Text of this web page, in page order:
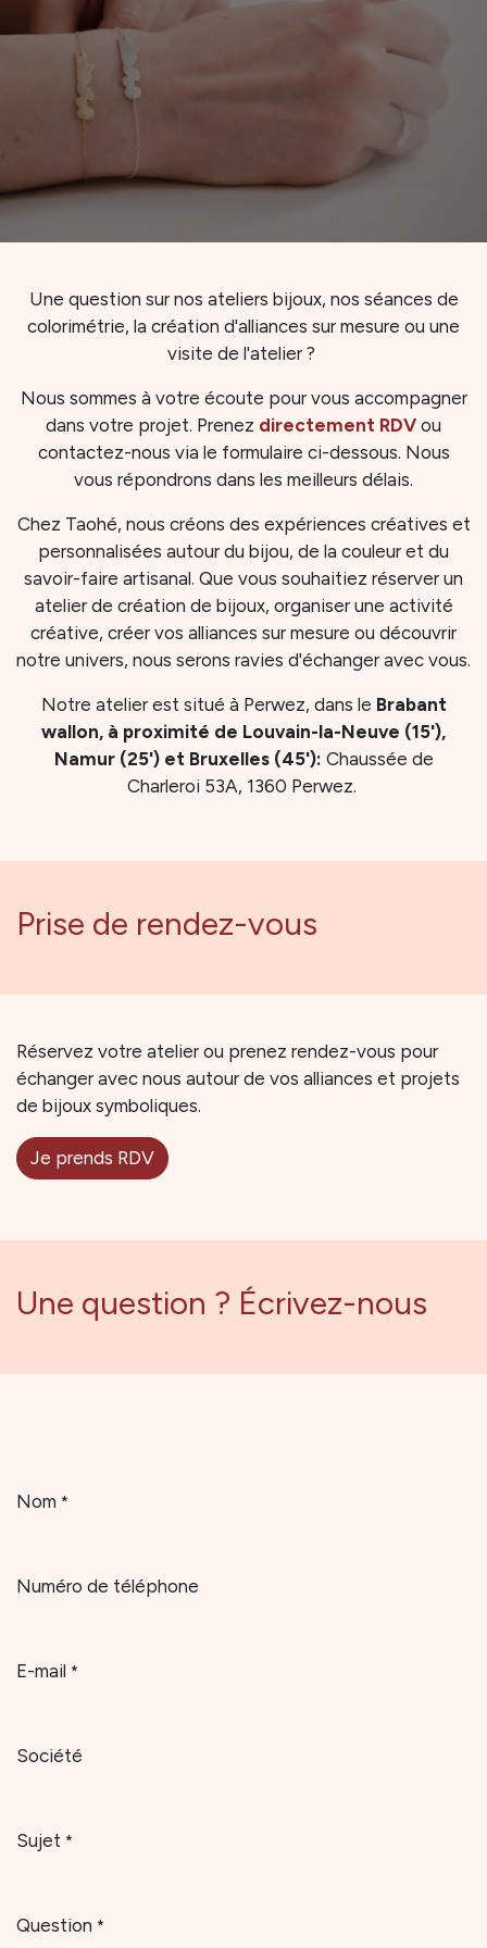
Une question sur nos ateliers bijoux, nos séances de
colorimétrie, la création d'alliances sur mesure ou une
visite de l'atelier ?
Nous sommes à votre écoute pour vous accompagner
dans votre projet. Prenez directement RDV ou
contactez-nous via le formulaire ci-dessous. Nous
vous répondrons dans les meilleurs délais.
Chez Taohé, nous créons des expériences créatives et
personnalisées autour du bijou, de la couleur et du
savoir-faire artisanal. Que vous souhaitiez réserver un
atelier de création de bijoux, organiser une activité
créative, créer vos alliances sur mesure ou découvrir
notre univers, nous serons ravies d'échanger avec vous.
Notre atelier est situé à Perwez, dans le Brabant
wallon, à proximité de Louvain-la-Neuve (15'),
Namur (25') et Bruxelles (45'): Chaussée de
Charleroi 53A, 1360 Perwez.
Prise de rendez-vous
Réservez votre atelier ou prenez rendez-vous pour
échanger avec nous autour de vos alliances et projets
de bijoux symboliques.
Je prends RDV
Une question ? Écrivez-nous
Nom *
Numéro de téléphone
E-mail *
Société
Sujet *
Question *